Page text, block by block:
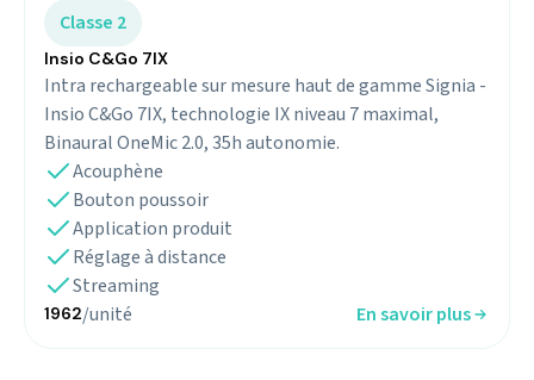
Classe 2
Insio C&Go 7IX
Intra rechargeable sur mesure haut de gamme Signia -
Insio C&Go 7IX, technologie IX niveau 7 maximal,
Binaural OneMic 2.0, 35h autonomie.
Acouphène
Bouton poussoir
Application produit
Réglage à distance
Streaming
1962/unité En savoir plus